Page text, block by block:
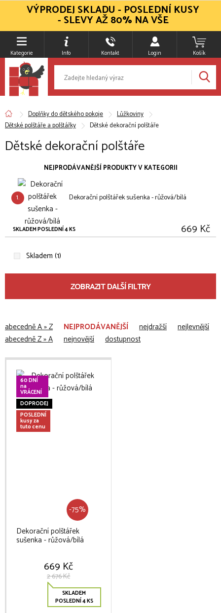
Kategorie Info Kontakt Login Košík
Doplňky do dětského pokoje
Lůžkoviny
Dětské polštáře a polštářky
Dětské dekorační polštáře
Dětské dekorační polštáře
NEJPRODÁVANĚJŠÍ PRODUKTY V KATEGORII
1. Dekorační polštářek sušenka - růžová/bílá
SKLADEM POSLEDNÍ 4 KS 669 Kč
Skladem (1)
ZOBRAZIT DALŠÍ FILTRY
abecedně A » Z NEJPRODÁVANĚJŠÍ nejdražší
nejlevnější
abecedně Z » A
nejnovější dostupnost
60 DNÍ
na
VRÁCENÍ
DOPRODEJ
POSLEDNÍ
kusy za
tuto cenu
-75%
Dekorační polštářek
sušenka - růžová/bílá
669 Kč
2 676 Kč
SKLADEM
POSLEDNÍ 4 KS
VÝPRODEJ SKLADU - POSLEDNÍ KUSY
- SLEVY AŽ 80% NA VŠE